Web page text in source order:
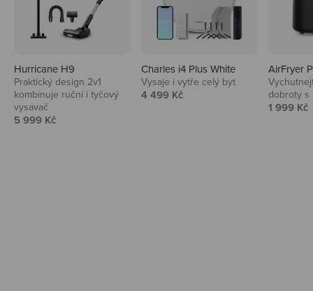
Hurricane H9
Praktický design 2v1
kombinuje ruční i tyčový
vysavač
Prodejní cena
5 999 Kč
Charles i4 Plus White
Vysaje i vytře celý byt
Prodejní cena
4 499 Kč
AirFryer
dobroty s
Prodejní
1 999 Kč
Audio
Niceboy sluchátka a repráky ti padnou
do noty.